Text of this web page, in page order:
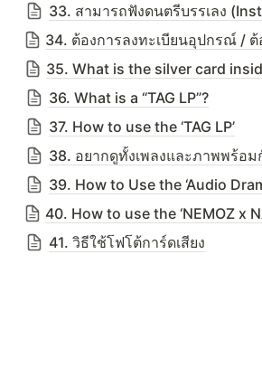
33. สามารถฟังดนตรีบรรเลง
36. What is a “TAG LP”?
37. How to use the ‘TAG LP’
38. อยากดูทั้งเพลงและภาพพร้อม
39. How to Use the ‘Audio
41. วิธีใช้โฟโต้การ์ดเสียง